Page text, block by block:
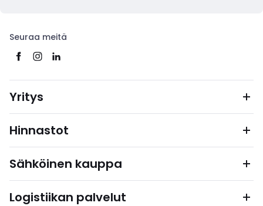
Seuraa meitä
Yritys
Hinnastot
Sähköinen kauppa
Logistiikan palvelut